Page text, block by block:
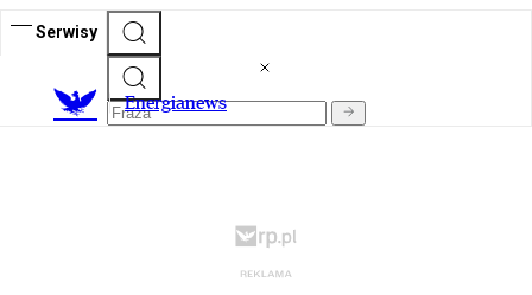
Serwisy
Energianews